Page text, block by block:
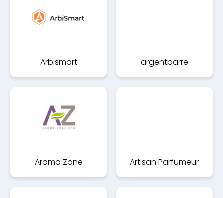
Arbismart argentbarre
Aroma Zone Artisan Parfumeur